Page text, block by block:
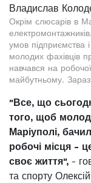
Владислав
Окрім слюсарів в
умов підприємства
молодих фахівців
навчався на
майбутньому.
"Все, що
того, щоб
Маріуполі,
робочі місця -
своє життя", -
та спорту